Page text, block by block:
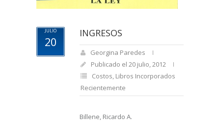
JULIO
20
INGRESOS
Georgina Paredes
Publicado el 20 julio, 2012
Costos, Libros Incorporados
Recientemente
Billene, Ricardo A.